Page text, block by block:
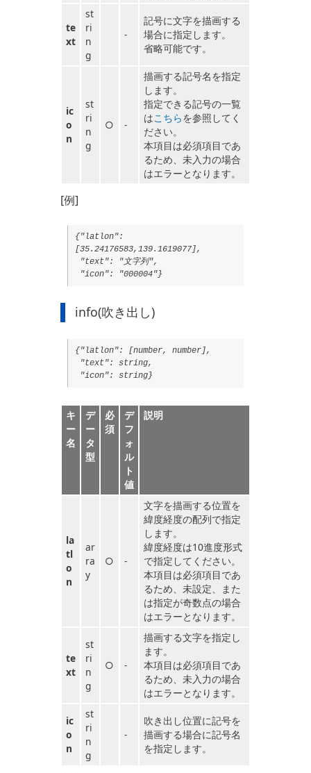
te
xt
st
ri
n
g
-
記号に文字を描画する
場合に指定します。
省略可能です。
ic
o
n
st
ri
n
g
○ -
描画する記号名を指定
します。
指定できる記号の一覧
はこちらを参照してく
ださい。
本項目は必須項目であ
るため、未入力の場合
はエラーとなります。
[例]
{"latlon":
[35.24176583,139.1619077],
"text": "文字列",
"icon": "000004"}
info(吹き出し)
{"latlon": [number, number],
"text": string,
"icon": string}
キ
ー
名
デ
ー
タ
型
必
須
デ
フ
ォ
ル
ト
値
説明
la
tl
o
n
ar
ra
y
○ -
文字を描画する位置を
緯度経度の配列で指定
します。
緯度経度は10進度形式
で指定してください。
本項目は必須項目であ
るため、未設定、また
は指定が奇数点の場合
はエラーとなります。
te
xt
st
ri
n
g
○ -
描画する文字を指定し
ます。
本項目は必須項目であ
るため、未入力の場合
はエラーとなります。
ic
o
n
st
ri
n
g
-
吹き出し位置に記号を
描画する場合に記号名
を指定します。